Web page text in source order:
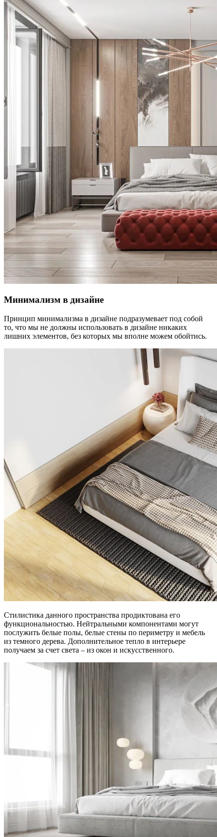
Минимализм в дизайне
Принцип минимализма в дизайне подразумевает под собой
то, что мы не должны использовать в дизайне никаких
лишних элементов, без которых мы вполне можем обойтись.
Стилистика данного пространства продиктована его
функциональностью. Нейтральными компонентами могут
послужить белые полы, белые стены по периметру и мебель
из темного дерева. Дополнительное тепло в интерьере
получаем за счет света – из окон и искусственного.